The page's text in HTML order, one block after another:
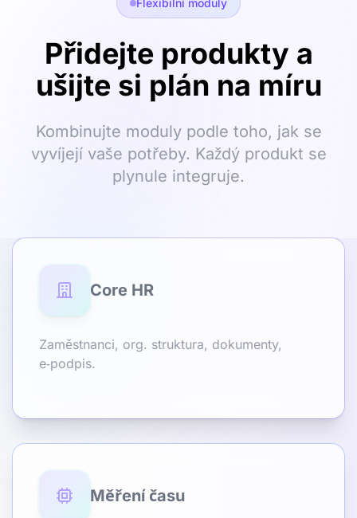
Flexibilní moduly
Přidejte produkty a
ušijte si plán na míru
Kombinujte moduly podle toho, jak se
vyvíjejí vaše potřeby. Každý produkt se
plynule integruje.
Core HR
Zaměstnanci, org. struktura, dokumenty,
e‑podpis.
Měření času